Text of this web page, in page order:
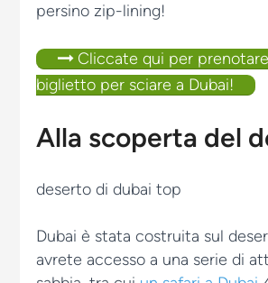
persino zip-lining!
Cliccate qui per
biglietto per sciare a Dubai!
Alla scoperta del
Dubai è stata costruita sul
avrete accesso a una serie di